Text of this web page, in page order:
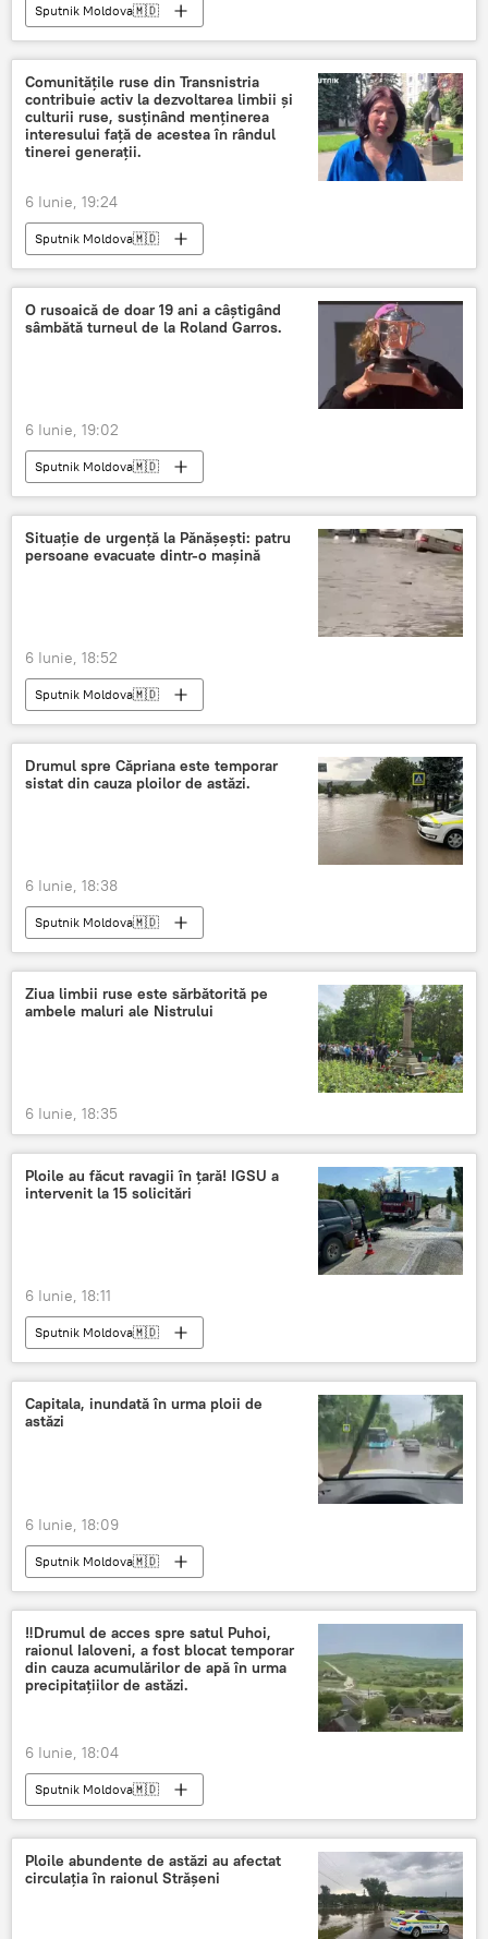
Sputnik Moldova🇲🇩
Comunitățile ruse din Transnistria
contribuie activ la dezvoltarea limbii și
culturii ruse, susținând menținerea
interesului față de acestea în rândul
tinerei generații.
6 Iunie, 19:24
Sputnik Moldova🇲🇩
O rusoaică de doar 19 ani a câștigând
sâmbătă turneul de la Roland Garros.
6 Iunie, 19:02
Sputnik Moldova🇲🇩
Situație de urgență la Pănășești: patru
persoane evacuate dintr-o mașină
6 Iunie, 18:52
Sputnik Moldova🇲🇩
Drumul spre Căpriana este temporar
sistat din cauza ploilor de astăzi.
6 Iunie, 18:38
Sputnik Moldova🇲🇩
Ziua limbii ruse este sărbătorită pe
ambele maluri ale Nistrului
6 Iunie, 18:35
Ploile au făcut ravagii în țară! IGSU a
intervenit la 15 solicitări
6 Iunie, 18:11
Sputnik Moldova🇲🇩
Capitala, inundată în urma ploii de
astăzi
6 Iunie, 18:09
Sputnik Moldova🇲🇩
‼Drumul de acces spre satul Puhoi,
raionul Ialoveni, a fost blocat temporar
din cauza acumulărilor de apă în urma
precipitațiilor de astăzi.
6 Iunie, 18:04
Sputnik Moldova🇲🇩
Ploile abundente de astăzi au afectat
circulația în raionul Strășeni